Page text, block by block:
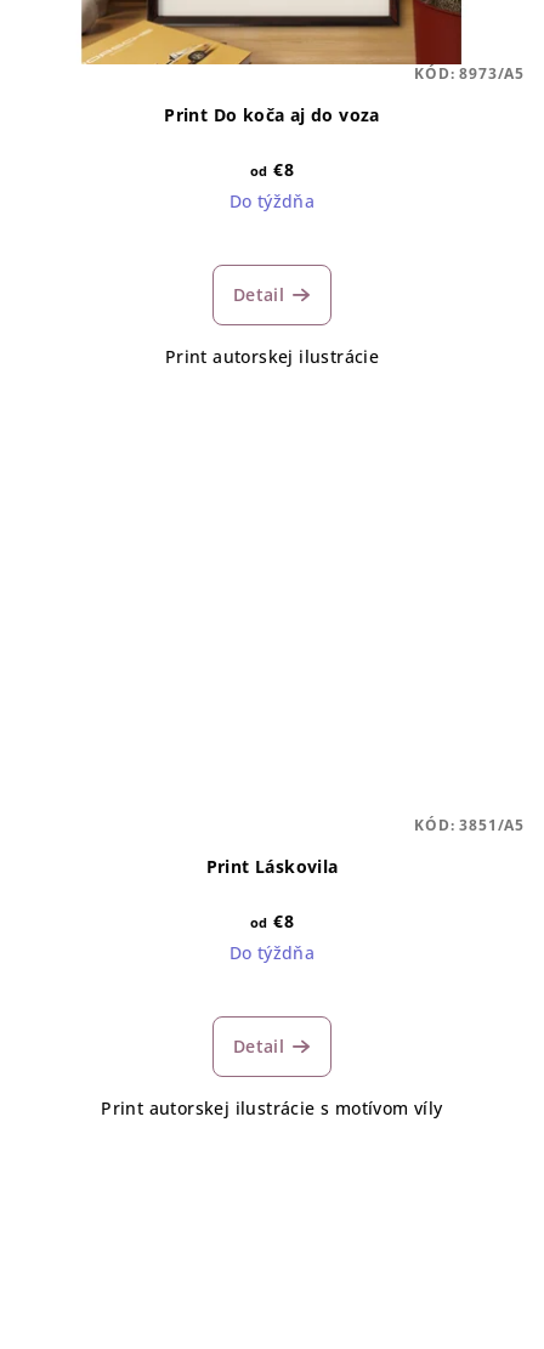
Print Do koča aj do voza
od €8
Do týždňa
Detail
Print autorskej ilustrácie
KÓD:8973/A5
Print Láskovila
od €8
Do týždňa
Detail
Print autorskej ilustrácie s motívom víly
KÓD:3851/A5